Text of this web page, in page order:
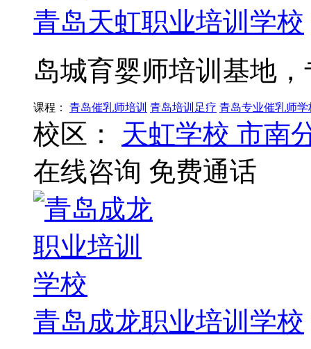
青岛天虹职业培训学校
岛城育婴师培训基地
课程： 青岛催乳师培训 青岛培训足疗 青岛专业催乳师学
校区：
天虹学校 市南
在线咨询 免费通话
青岛成龙职业培训学校